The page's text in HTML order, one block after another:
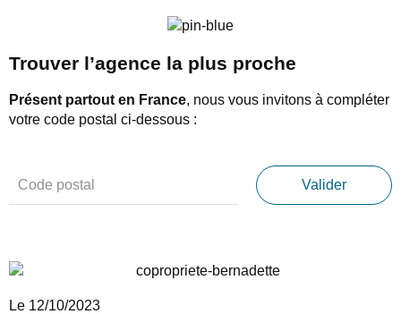
Trouver l’agence la plus proche
Présent partout en France, nous vous invitons à compléter
votre code postal ci-dessous :
Le 12/10/2023